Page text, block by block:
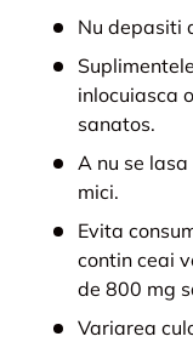
Nu depasiti
inlocuiasca
sanatos.
A nu se
mici.
Evita
contin ceai
de 800 mg
Variarea